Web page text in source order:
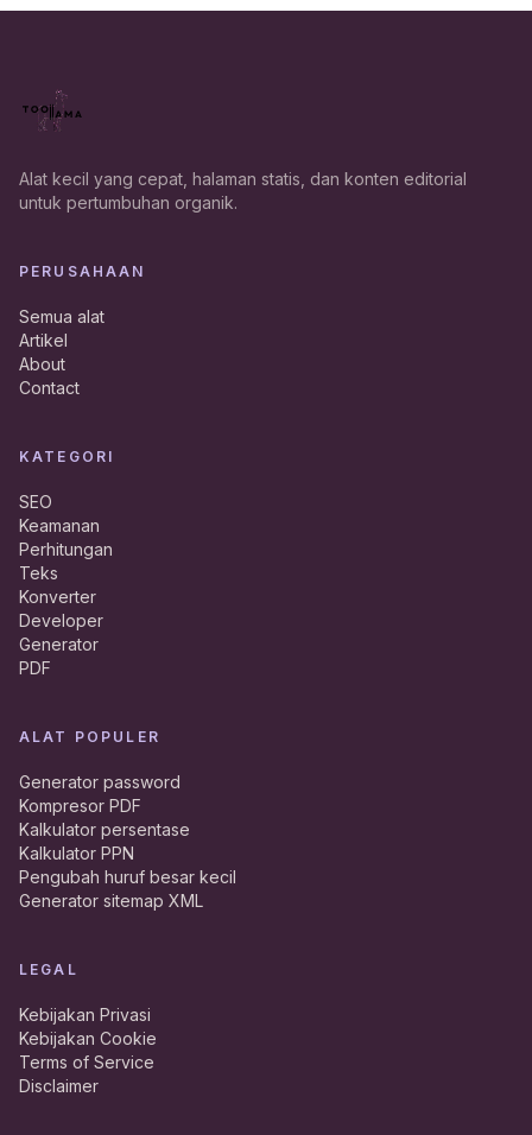
Alat kecil yang cepat, halaman statis, dan konten editorial
untuk pertumbuhan organik.
PERUSAHAAN
Semua alat
Artikel
About
Contact
KATEGORI
SEO
Keamanan
Perhitungan
Teks
Konverter
Developer
Generator
PDF
ALAT POPULER
Generator password
Kompresor PDF
Kalkulator persentase
Kalkulator PPN
Pengubah huruf besar kecil
Generator sitemap XML
LEGAL
Kebijakan Privasi
Kebijakan Cookie
Terms of Service
Disclaimer